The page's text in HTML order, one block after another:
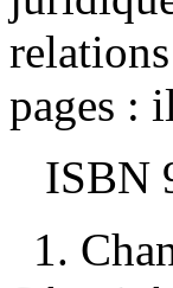
pages :
ISBN
1.